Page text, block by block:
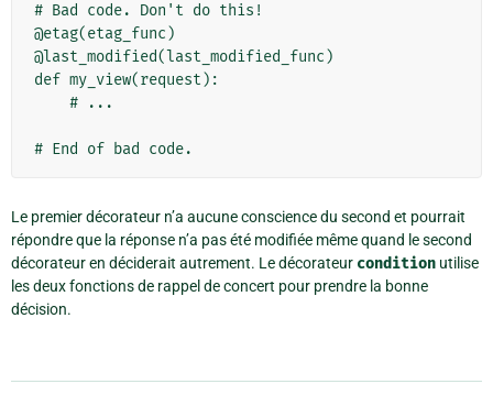
# Bad code. Don't do this!
@etag(etag_func)
@last_modified(last_modified_func)
def my_view(request):
Le premier décorateur n’a aucune conscience du second et pourrait
répondre que la réponse n’a pas été modifiée même quand le second
décorateur en déciderait autrement. Le décorateur condition utilise
les deux fonctions de rappel de concert pour prendre la bonne
décision.